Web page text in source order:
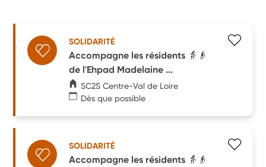
SOLIDARITÉ
Accompagne les résidents 👵👴
de l'Ehpad Madelaine ...
SC2S Centre-Val de Loire
Dès que possible
SOLIDARITÉ
Accompagne les résidents 👵👴